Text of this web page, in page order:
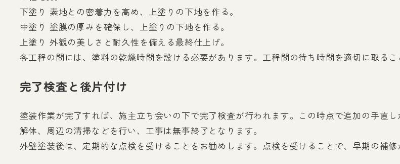
下塗り 素地との密着力を高め、上塗りの下地を作る。
中塗り 塗膜の厚みを確保し、上塗りの下地を作る。
上塗り 外観の美しさと耐久性を備える最終仕上げ。
各工程の間には、塗料の乾燥時間を設ける必要があります。工程間の待ち時間を適切に取るこ
完了検査と後片付け
塗装作業が完了すれば、施主立ち会いの下で完了検査が行われます。この時点で追加の手直
解体、周辺の清掃などを行い、工事は無事終了となります。
外壁塗装後は、定期的な点検を受けることをお勧めします。点検を受けることで、早期の補